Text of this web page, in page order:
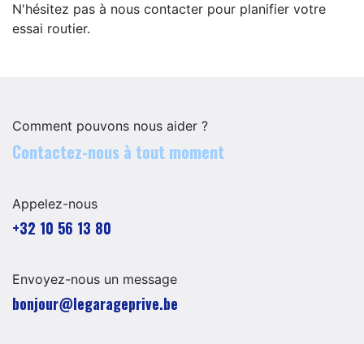
N'hésitez pas à nous contacter pour planifier votre
essai routier.
Comment pouvons nous aider ?
Contactez-nous à tout moment
Appelez-nous
+32 10 56 13 80
Envoyez-nous un message
​​​​​​​​​​​bo​n​jour​@​lega​ra​geprive.​b​e​​​